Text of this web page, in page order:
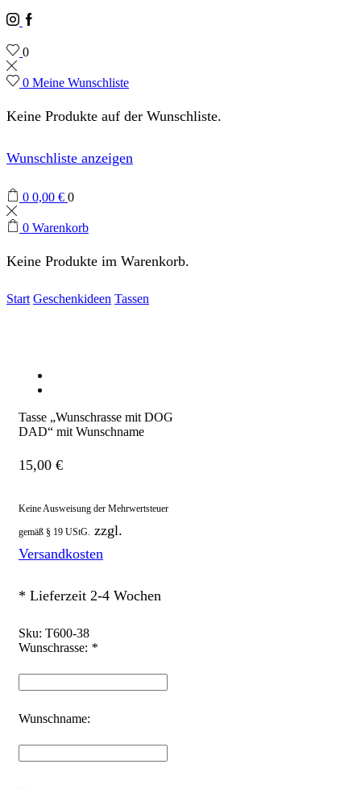
Instagram
Facebook
0
0 Meine Wunschliste
Keine Produkte auf der Wunschliste.
Wunschliste anzeigen
0 0,00 € 0
0 Warenkorb
Keine Produkte im Warenkorb.
Start Geschenkideen Tassen
Tasse „Wunschrasse mit DOG
DAD“ mit Wunschname
15,00 €
Keine Ausweisung der Mehrwertsteuer
gemäß § 19 UStG. zzgl.
Versandkosten
* Lieferzeit 2-4 Wochen
Sku: T600-38
Wunschrasse: *
Wunschname: